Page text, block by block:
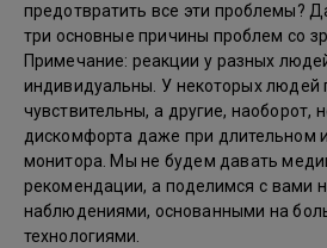
предотвратить все эти проблемы?
три основные причины проблем со
Примечание: реакции у разных
индивидуальны. У некоторых людей
чувствительны, а другие, наоборот,
дискомфорта даже при длительном
монитора. Мы не будем давать
рекомендации, а поделимся с вами
наблюдениями, основанными на
технологиями.